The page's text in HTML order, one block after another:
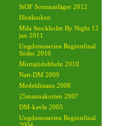
StOF Sommarläger 2012
Höstlunken
Mila Stockholm By Night 12
jan 2011
Ungdomsserien Regionfinal
Söder 2010
Mörtsjödubbeln 2010
Natt-DM 2009
Medeldistans 2008
25mannakorten 2007
DM-kavle 2005
Ungdomsserien Regionfinal